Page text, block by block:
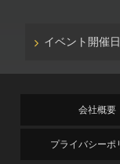
イベント開催
会社概要
プライバシーポ